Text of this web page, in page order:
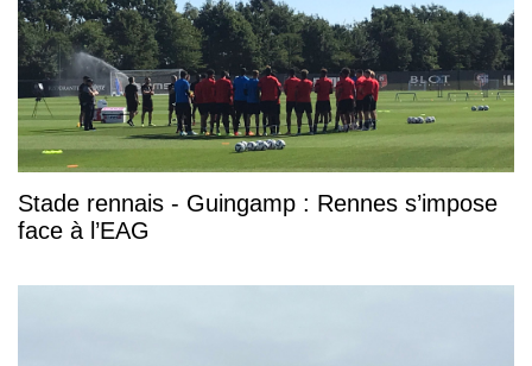
Stade rennais - Guingamp : Rennes s’impose
face à l’EAG